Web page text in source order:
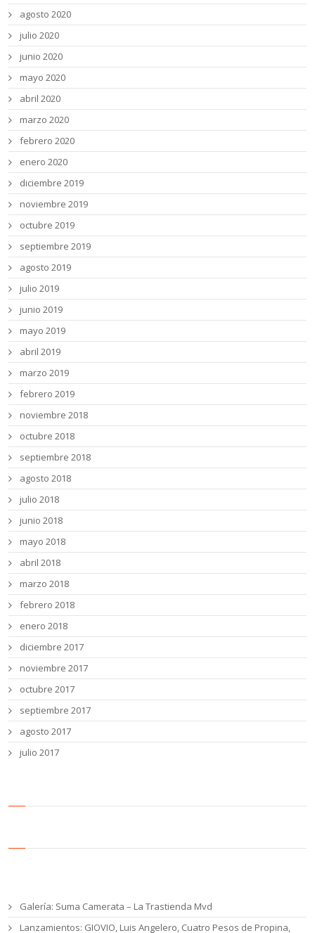
agosto 2020
julio 2020
junio 2020
mayo 2020
abril 2020
marzo 2020
febrero 2020
enero 2020
diciembre 2019
noviembre 2019
octubre 2019
septiembre 2019
agosto 2019
julio 2019
junio 2019
mayo 2019
abril 2019
marzo 2019
febrero 2019
noviembre 2018
octubre 2018
septiembre 2018
agosto 2018
julio 2018
junio 2018
mayo 2018
abril 2018
marzo 2018
febrero 2018
enero 2018
diciembre 2017
noviembre 2017
octubre 2017
septiembre 2017
agosto 2017
julio 2017
Galería: Suma Camerata – La Trastienda Mvd
Lanzamientos: GIOVIO, Luis Angelero, Cuatro Pesos de Propina,